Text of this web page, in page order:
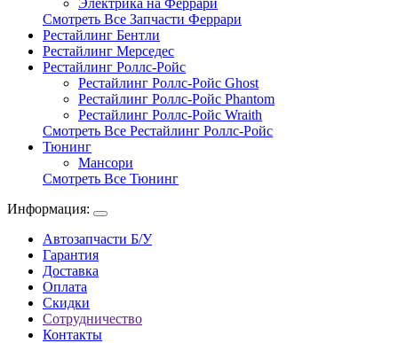
Электрика на Феррари
Смотреть Все Запчасти Феррари
Рестайлинг Бентли
Рестайлинг Мерседес
Рестайлинг Роллс-Ройс
Рестайлинг Роллс-Ройс Ghost
Рестайлинг Роллс-Ройс Phantom
Рестайлинг Роллс-Ройс Wraith
Смотреть Все Рестайлинг Роллс-Ройс
Тюнинг
Мансори
Смотреть Все Тюнинг
Информация:
Автозапчасти Б/У
Гарантия
Доставка
Оплата
Скидки
Сотрудничество
Контакты